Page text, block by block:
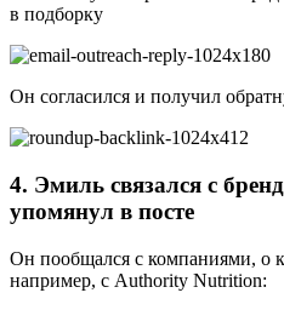
в подборку
Он согласился и получил
4. Эмиль связался с
упомянул в посте
Он пообщался с компаниями, о
например, с Authority Nutrition: